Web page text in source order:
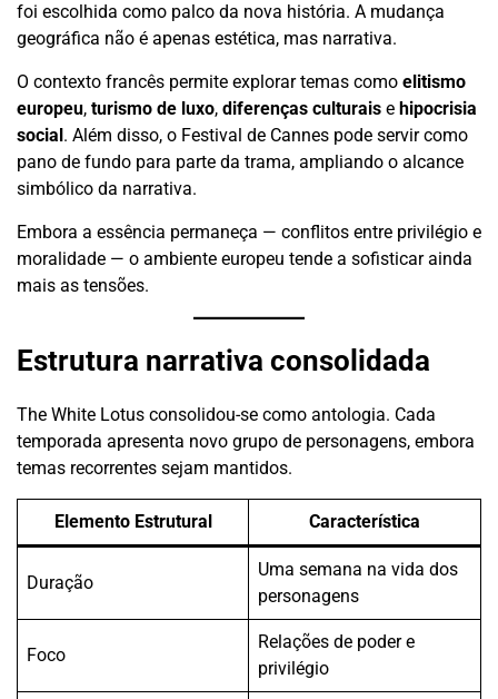
foi escolhida como palco da nova história. A mudança
geográfica não é apenas estética, mas narrativa.
O contexto francês permite explorar temas como elitismo
europeu, turismo de luxo, diferenças culturais e hipocrisia
social. Além disso, o Festival de Cannes pode servir como
pano de fundo para parte da trama, ampliando o alcance
simbólico da narrativa.
Embora a essência permaneça — conflitos entre privilégio e
moralidade — o ambiente europeu tende a sofisticar ainda
mais as tensões.
Estrutura narrativa consolidada
The White Lotus consolidou-se como antologia. Cada
temporada apresenta novo grupo de personagens, embora
temas recorrentes sejam mantidos.
Elemento Estrutural Característica
Duração
Uma semana na vida dos
personagens
Foco
Relações de poder e
privilégio